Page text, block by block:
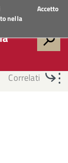
nella
Accetto
Correlati